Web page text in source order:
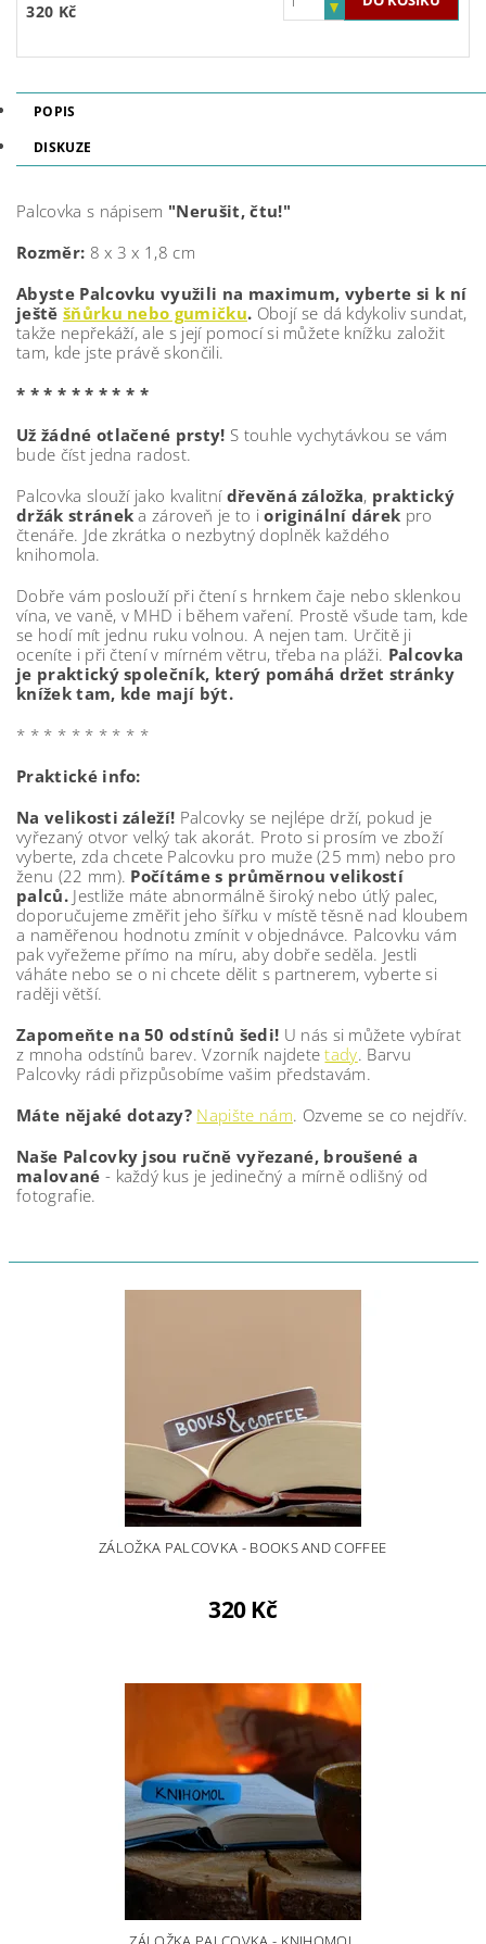
320 Kč
POPIS
DISKUZE
Palcovka s nápisem "Nerušit, čtu!"
Rozměr: 8 x 3 x 1,8 cm
Abyste Palcovku využili na maximum, vyberte si k ní
ještě šňůrku nebo gumičku. Obojí se dá kdykoliv sundat,
takže nepřekáží, ale s její pomocí si můžete knížku založit
tam, kde jste právě skončili.
* * * * * * * * * *
Už žádné otlačené prsty! S touhle vychytávkou se vám
bude číst jedna radost.
Palcovka slouží jako kvalitní dřevěná záložka, praktický
držák stránek a zároveň je to ioriginální dárek pro
čtenáře. Jde zkrátka o nezbytný doplněk každého
knihomola.
Dobře vám poslouží při čtení s hrnkem čaje nebo sklenkou
vína, ve vaně, v MHD i během vaření. Prostě všude tam, kde
se hodí mít jednu ruku volnou. A nejen tam. Určitě ji
oceníte i při čtení v mírném větru, třeba na pláži. Palcovka
je praktický společník, který pomáhá držet stránky
knížek tam, kde mají být.
* * * * * * * * * *
Praktické info:
Na velikosti záleží! Palcovky se nejlépe drží, pokud je
vyřezaný otvor velký tak akorát. Proto si prosím ve zboží
vyberte, zda chcete Palcovku pro muže (25 mm) nebo pro
ženu (22 mm). Počítáme s průměrnou velikostí
palců.Jestliže máte abnormálně široký nebo útlý palec,
doporučujeme změřit jeho šířku v místě těsně nad kloubem
a naměřenou hodnotu zmínit v objednávce. Palcovku vám
pak vyřežeme přímo na míru, aby dobře seděla. Jestli
váháte nebo se o ni chcete dělit s partnerem, vyberte si
raději větší.
Zapomeňte na 50 odstínů šedi! U nás si můžete vybírat
z mnoha odstínů barev. Vzorník najdetetady. Barvu
Palcovky rádi přizpůsobíme vašim představám.
Máte nějaké dotazy? Napište nám. Ozveme se co nejdřív.
Naše Palcovky jsou ručně vyřezané, broušené a
malované - každý kus je jedinečný a mírně odlišný od
fotografie.
ZÁLOŽKA PALCOVKA - BOOKS AND COFFEE
320 Kč